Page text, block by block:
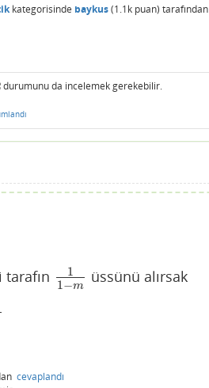
kategorisinde baykus(1.1k puan) tarafından
durumunu da incelemek gerekebilir.
tarafın
1
1 −m
11−m üssünü alırsak
cevaplandı